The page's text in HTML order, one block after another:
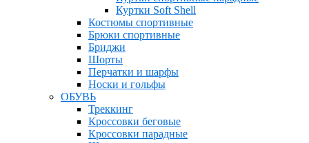
Куртки Soft Shell
Костюмы спортивные
Брюки спортивные
Бриджи
Шорты
Перчатки и шарфы
Носки и гольфы
ОБУВЬ
Треккинг
Кроссовки беговые
Кроссовки парадные